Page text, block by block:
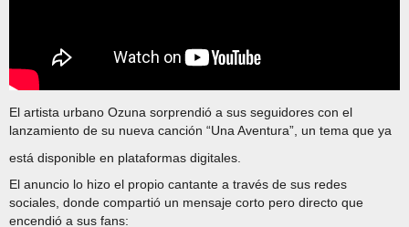
El artista urbano Ozuna sorprendió a sus seguidores con el
lanzamiento de su nueva canción “Una Aventura”, un tema que ya
está disponible en plataformas digitales.
El anuncio lo hizo el propio cantante a través de sus redes
sociales, donde compartió un mensaje corto pero directo que
encendió a sus fans: